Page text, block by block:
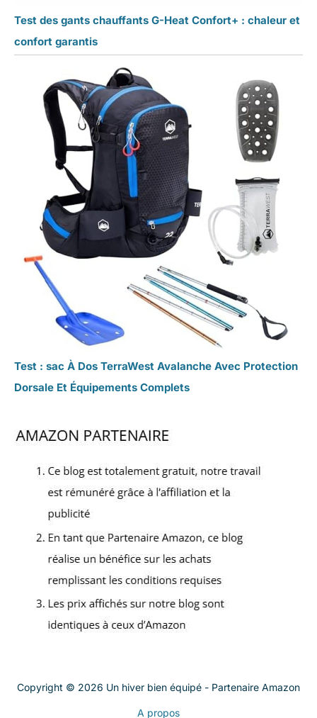
Test des gants chauffants G-Heat Confort+ : chaleur et
confort garantis
Test : sac À Dos TerraWest Avalanche Avec Protection
Dorsale Et Équipements Complets
Copyright © 2026 Un hiver bien équipé - Partenaire Amazon
A propos